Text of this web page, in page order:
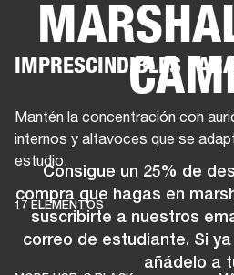
BATERÍAS
Consigue un 25% de
compra que hagas en
suscribirte a nuestros
correo de estudiante. Si
añádelo a
IMPRESCINDIBLES
Mantén la concentración con
internos y altavoces que se
estudio.
17 ELEMENTOS